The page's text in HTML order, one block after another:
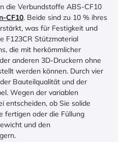
die Verbundstoffe ABS-CF10
CF10. Beide sind zu 10 % ihres
was für Festigkeit und
F123CR Stützmaterial
die mit herkömmlicher
anderen 3D-Druckern ohne
werden können. Durch vier
Bauteilqualität und der
Wegen der variablen
entscheiden, ob Sie solide
fertigen oder die Füllung
und den